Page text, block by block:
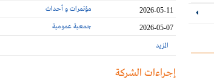
2026-05-11 مؤتمرات و أحداث
2026-05-07 جمعية عمومية
المزيد
إجراءات الشركة